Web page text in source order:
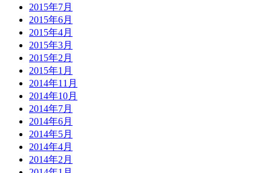
2015年7月
2015年6月
2015年4月
2015年3月
2015年2月
2015年1月
2014年11月
2014年10月
2014年7月
2014年6月
2014年5月
2014年4月
2014年2月